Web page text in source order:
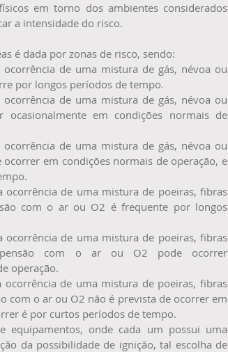
em torno dos ambientes considerados
a intensidade do risco.
é dada por zonas de risco, sendo:
de uma mistura de gás, névoa ou
por longos períodos de tempo.
de uma mistura de gás, névoa ou
em condições normais de
de uma mistura de gás, névoa ou
em condições normais de operação, e
ocorrência de uma mistura de poeiras, fibras
com o ar ou O2 é frequente por longos
ocorrência de uma mistura de poeiras, fibras
com o ar ou O2 pode ocorrer
operação.
de uma mistura de poeiras, fibras
com o ar ou O2 não é prevista de ocorrer em
é por curtos períodos de tempo.
equipamentos, onde cada um possui uma
da possibilidade de ignição, tal escolha de